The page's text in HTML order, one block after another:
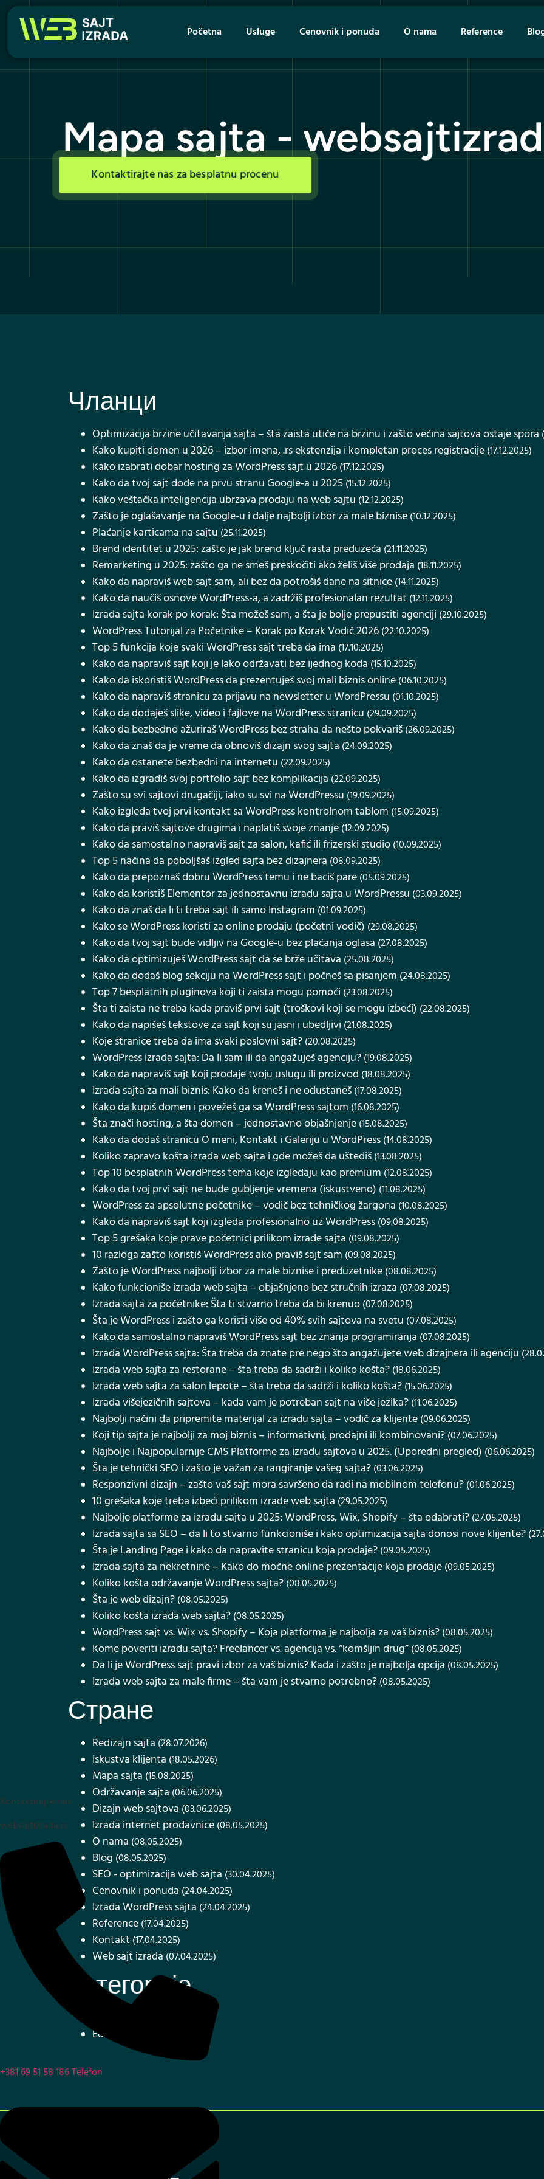
Početna Usluge Cenovnik i ponuda O nama Reference
Mapa sajta -
Kontaktirajte nas za besplatnu procenu
Чланци
Optimizacija brzine učitavanja sajta – šta zaista utiče na brzinu i zašto većina sajtova ostaje spora
Kako kupiti domen u 2026 – izbor imena, .rs ekstenzija i kompletan proces registracije(17.12.2025)
Kako izabrati dobar hosting za WordPress sajt u 2026(17.12.2025)
Kako da tvoj sajt dođe na prvu stranu Google-a u 2025(15.12.2025)
Kako veštačka inteligencija ubrzava prodaju na web sajtu (12.12.2025)
Zašto je oglašavanje na Google-u i dalje najbolji izbor za male biznise(10.12.2025)
Plaćanje karticama na sajtu (25.11.2025)
Brend identitet u 2025: zašto je jak brend ključ rasta preduzeća (21.11.2025)
Remarketing u 2025: zašto ga ne smeš preskočiti ako želiš više prodaja (18.11.2025)
Kako da napraviš web sajt sam, ali bez da potrošiš dane na sitnice(14.11.2025)
Kako da naučiš osnove WordPress-a, a zadržiš profesionalan rezultat (12.11.2025)
Izrada sajta korak po korak: Šta možeš sam, a šta je bolje prepustiti agenciji (29.10.2025)
WordPress Tutorijal za Početnike – Korak po Korak Vodič 2026(22.10.2025)
Top 5 funkcija koje svaki WordPress sajt treba da ima (17.10.2025)
Kako da napraviš sajt koji je lako održavati bez ijednog koda (15.10.2025)
Kako da iskoristiš WordPress da prezentuješ svoj mali biznis online(06.10.2025)
Kako da napraviš stranicu za prijavu na newsletter u WordPressu (01.10.2025)
Kako da dodaješ slike, video i fajlove na WordPress stranicu (29.09.2025)
Kako da bezbedno ažuriraš WordPress bez straha da nešto pokvariš(26.09.2025)
Kako da znaš da je vreme da obnoviš dizajn svog sajta (24.09.2025)
Kako da ostanete bezbedni na internetu (22.09.2025)
Kako da izgradiš svoj portfolio sajt bez komplikacija (22.09.2025)
Zašto su svi sajtovi drugačiji, iako su svi na WordPressu (19.09.2025)
Kako izgleda tvoj prvi kontakt sa WordPress kontrolnom tablom (15.09.2025)
Kako da praviš sajtove drugima i naplatiš svoje znanje(12.09.2025)
Kako da samostalno napraviš sajt za salon, kafić ili frizerski studio(10.09.2025)
Top 5 načina da poboljšaš izgled sajta bez dizajnera (08.09.2025)
Kako da prepoznaš dobru WordPress temu i ne baciš pare(05.09.2025)
Kako da koristiš Elementor za jednostavnu izradu sajta u WordPressu (03.09.2025)
Kako da znaš da li ti treba sajt ili samo Instagram (01.09.2025)
Kako se WordPress koristi za online prodaju (početni vodič) (29.08.2025)
Kako da tvoj sajt bude vidljiv na Google-u bez plaćanja oglasa (27.08.2025)
Kako da optimizuješ WordPress sajt da se brže učitava (25.08.2025)
Kako da dodaš blog sekciju na WordPress sajt i počneš sa pisanjem (24.08.2025)
Top 7 besplatnih pluginova koji ti zaista mogu pomoći (23.08.2025)
Šta ti zaista ne treba kada praviš prvi sajt (troškovi koji se mogu izbeći) (22.08.2025)
Kako da napišeš tekstove za sajt koji su jasni i ubedljivi (21.08.2025)
Koje stranice treba da ima svaki poslovni sajt?(20.08.2025)
WordPress izrada sajta: Da li sam ili da angažuješ agenciju?(19.08.2025)
Kako da napraviš sajt koji prodaje tvoju uslugu ili proizvod (18.08.2025)
Izrada sajta za mali biznis: Kako da kreneš i ne odustaneš(17.08.2025)
Kako da kupiš domen i povežeš ga sa WordPress sajtom (16.08.2025)
Šta znači hosting, a šta domen – jednostavno objašnjenje(15.08.2025)
Kako da dodaš stranicu O meni, Kontakt i Galeriju u WordPress(14.08.2025)
Koliko zapravo košta izrada web sajta i gde možeš da uštediš(13.08.2025)
Top 10 besplatnih WordPress tema koje izgledaju kao premium (12.08.2025)
Kako da tvoj prvi sajt ne bude gubljenje vremena (iskustveno) (11.08.2025)
WordPress za apsolutne početnike – vodič bez tehničkog žargona (10.08.2025)
Kako da napraviš sajt koji izgleda profesionalno uz WordPress(09.08.2025)
Top 5 grešaka koje prave početnici prilikom izrade sajta (09.08.2025)
10 razloga zašto koristiš WordPress ako praviš sajt sam (09.08.2025)
Zašto je WordPress najbolji izbor za male biznise i preduzetnike(08.08.2025)
Kako funkcioniše izrada web sajta – objašnjeno bez stručnih izraza (07.08.2025)
Izrada sajta za početnike: Šta ti stvarno treba da bi krenuo(07.08.2025)
Šta je WordPress i zašto ga koristi više od 40% svih sajtova na svetu (07.08.2025)
Kako da samostalno napraviš WordPress sajt bez znanja programiranja (07.08.2025)
Izrada WordPress sajta: Šta treba da znate pre nego što angažujete web dizajnera ili agenciju
Izrada web sajta za restorane – šta treba da sadrži i koliko košta?(18.06.2025)
Izrada web sajta za salon lepote – šta treba da sadrži i koliko košta?(15.06.2025)
Izrada višejezičnih sajtova – kada vam je potreban sajt na više jezika?(11.06.2025)
Najbolji načini da pripremite materijal za izradu sajta – vodič za klijente(09.06.2025)
Koji tip sajta je najbolji za moj biznis – informativni, prodajni ili kombinovani?(07.06.2025)
Najbolje i Najpopularnije CMS Platforme za izradu sajtova u 2025. (Uporedni pregled) (06.06.2025)
Šta je tehnički SEO i zašto je važan za rangiranje vašeg sajta?(03.06.2025)
Responzivni dizajn – zašto vaš sajt mora savršeno da radi na mobilnom telefonu?(01.06.2025)
10 grešaka koje treba izbeći prilikom izrade web sajta (29.05.2025)
Najbolje platforme za izradu sajta u 2025: WordPress, Wix, Shopify – šta odabrati?(27.05.2025)
Izrada sajta sa SEO – da li to stvarno funkcioniše i kako optimizacija sajta donosi nove klijente?
Šta je Landing Page i kako da napravite stranicu koja prodaje?(09.05.2025)
Izrada sajta za nekretnine – Kako do moćne online prezentacije koja prodaje(09.05.2025)
Koliko košta održavanje WordPress sajta?(08.05.2025)
Šta je web dizajn?(08.05.2025)
Koliko košta izrada web sajta?(08.05.2025)
WordPress sajt vs. Wix vs. Shopify – Koja platforma je najbolja za vaš biznis?(08.05.2025)
Kome poveriti izradu sajta? Freelancer vs. agencija vs. “komšijin drug”(08.05.2025)
Da li je WordPress sajt pravi izbor za vaš biznis? Kada i zašto je najbolja opcija (08.05.2025)
Izrada web sajta za male firme – šta vam je stvarno potrebno?(08.05.2025)
Стране
Redizajn sajta (28.07.2026)
Iskustva klijenta (18.05.2026)
Mapa sajta (15.08.2025)
Održavanje sajta (06.06.2025)
Dizajn web sajtova (03.06.2025)
Izrada internet prodavnice(08.05.2025)
O nama (08.05.2025)
Blog (08.05.2025)
SEO - optimizacija web sajta (30.04.2025)
Cenovnik i ponuda (24.04.2025)
Izrada WordPress sajta (24.04.2025)
Reference(17.04.2025)
Kontakt (17.04.2025)
Web sajt izrada (07.04.2025)
Категорије
Edukacija
Kontaktirajte nas
websajtizrada.rs
+381 69 51 58 186Telefon